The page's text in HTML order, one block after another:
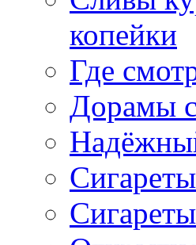
копейки
Где
Дорамы